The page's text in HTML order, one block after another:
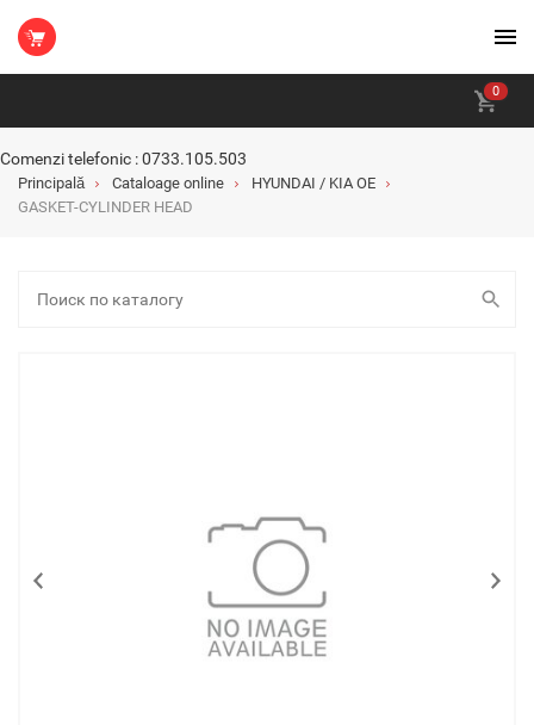
0
Comenzi telefonic : 0733.105.503
Principală Cataloage online
HYUNDAI / KIA OE
GASKET-CYLINDER HEAD